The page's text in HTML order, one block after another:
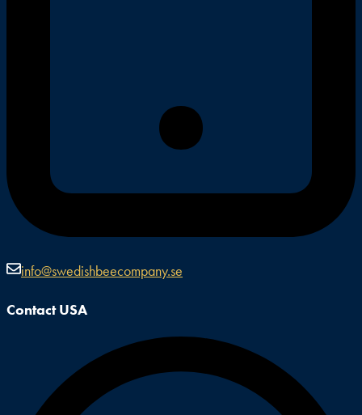
info@swedishbeecompany.se
Contact USA